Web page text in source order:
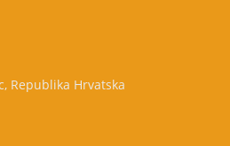
Republika Hrvatska